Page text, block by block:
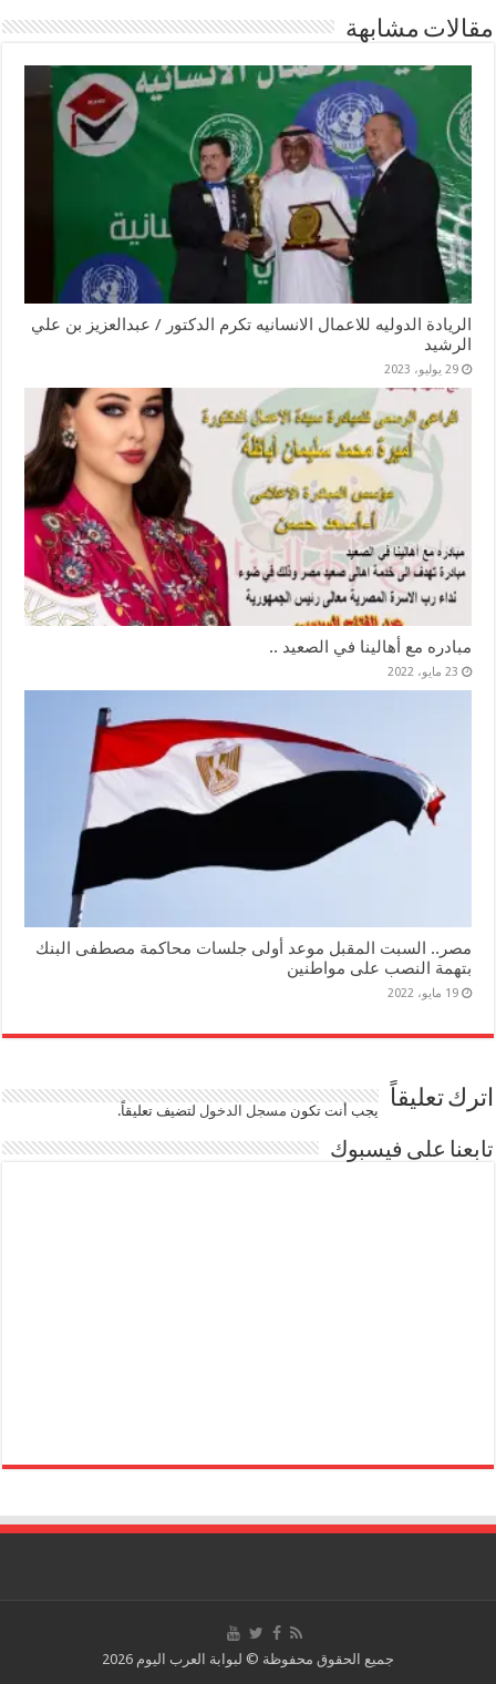
مقالات مشابهة
الريادة الدوليه للاعمال الانسانيه تكرم الدكتور / عبدالعزيز بن علي
الرشيد
29 يوليو، 2023
مبادره مع أهالينا في الصعيد ..
23 مايو، 2022
مصر.. السبت المقبل موعد أولى جلسات محاكمة مصطفى البنك
بتهمة النصب على مواطنين
19 مايو، 2022
اترك تعليقاً يجب أنت تكون مسجل الدخوللتضيف تعليقاً.
تابعنا على فيسبوك
جميع الحقوق محفوظة © لبوابة العرب اليوم 2026